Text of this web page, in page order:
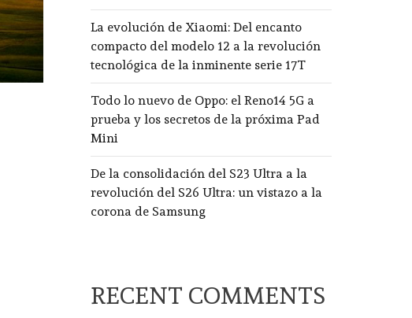
La evolución de Xiaomi: Del encanto
compacto del modelo 12 a la revolución
tecnológica de la inminente serie 17T
Todo lo nuevo de Oppo: el Reno14 5G a
prueba y los secretos de la próxima Pad
Mini
De la consolidación del S23 Ultra a la
revolución del S26 Ultra: un vistazo a la
corona de Samsung
RECENT COMMENTS